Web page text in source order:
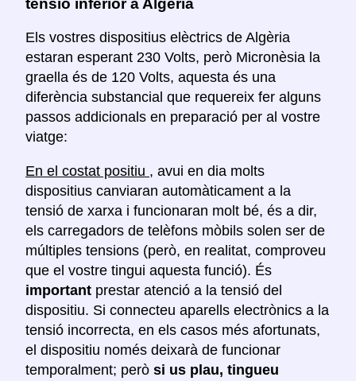
Els vostres dispositius elèctrics de Algèria
estaran esperant 230 Volts, però Micronèsia la
graella és de 120 Volts, aquesta és una
diferència substancial que requereix fer alguns
passos addicionals en preparació per al vostre
viatge:
En el costat positiu , avui en dia molts
dispositius canviaran automàticament a la
tensió de xarxa i funcionaran molt bé, és a dir,
els carregadors de telèfons mòbils solen ser de
múltiples tensions (però, en realitat, comproveu
que el vostre tingui aquesta funció). És
important prestar atenció a la tensió del
dispositiu. Si connecteu aparells electrònics a la
tensió incorrecta, en els casos més afortunats,
el dispositiu només deixarà de funcionar
temporalment; però si us plau, tingueu